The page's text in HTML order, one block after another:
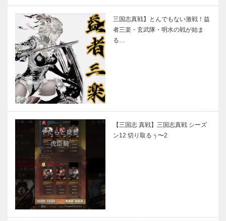
三国志真戦】とんでもない激戦！益
者三楽・玄武隊・明水の戦が始ま
る…
【三国志 真戦】三国志真戦 シーズ
ン12 切り取るぅ〜2